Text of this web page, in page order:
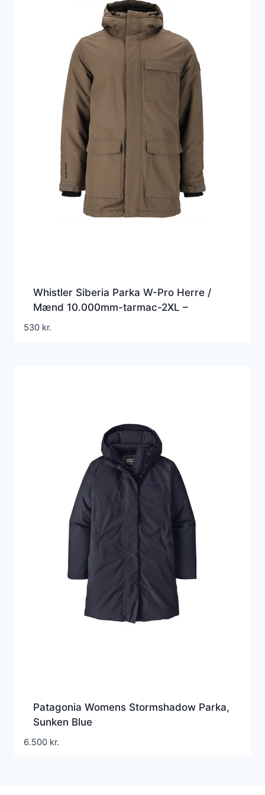
Whistler Siberia Parka W-Pro Herre /
Mænd 10.000mm-tarmac-2XL –
Vinterjakker til mænd
530 kr.
Patagonia Womens Stormshadow Parka,
Sunken Blue
6.500 kr.